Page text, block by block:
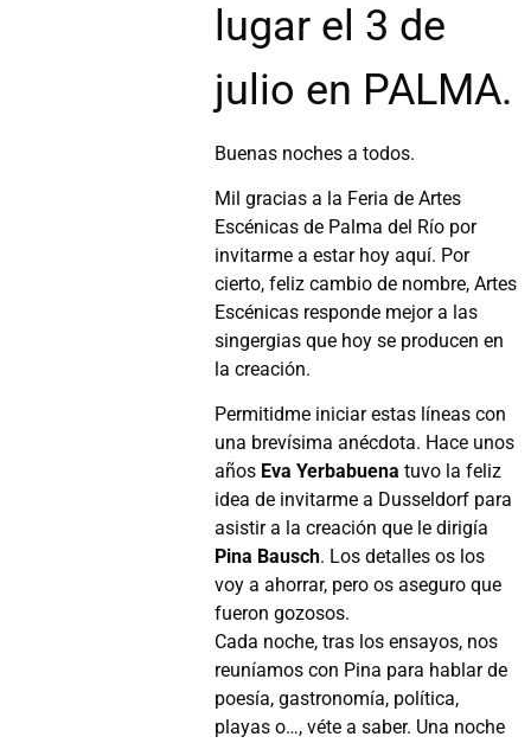
lugar el 3 de
julio en PALMA.
Buenas noches a todos.
Mil gracias a la Feria de Artes
Escénicas de Palma del Río por
invitarme a estar hoy aquí. Por
cierto, feliz cambio de nombre, Artes
Escénicas responde mejor a las
singergias que hoy se producen en
la creación.
Permitidme iniciar estas líneas con
una brevísima anécdota. Hace unos
años Eva Yerbabuena tuvo la feliz
idea de invitarme a Dusseldorf para
asistir a la creación que le dirigía
Pina Bausch. Los detalles os los
voy a ahorrar, pero os aseguro que
fueron gozosos.
Cada noche, tras los ensayos, nos
reuníamos con Pina para hablar de
poesía, gastronomía, política,
playas o…, véte a saber. Una noche